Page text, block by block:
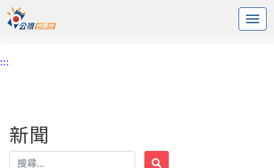
中央內容區塊
頭頁
:::
新聞